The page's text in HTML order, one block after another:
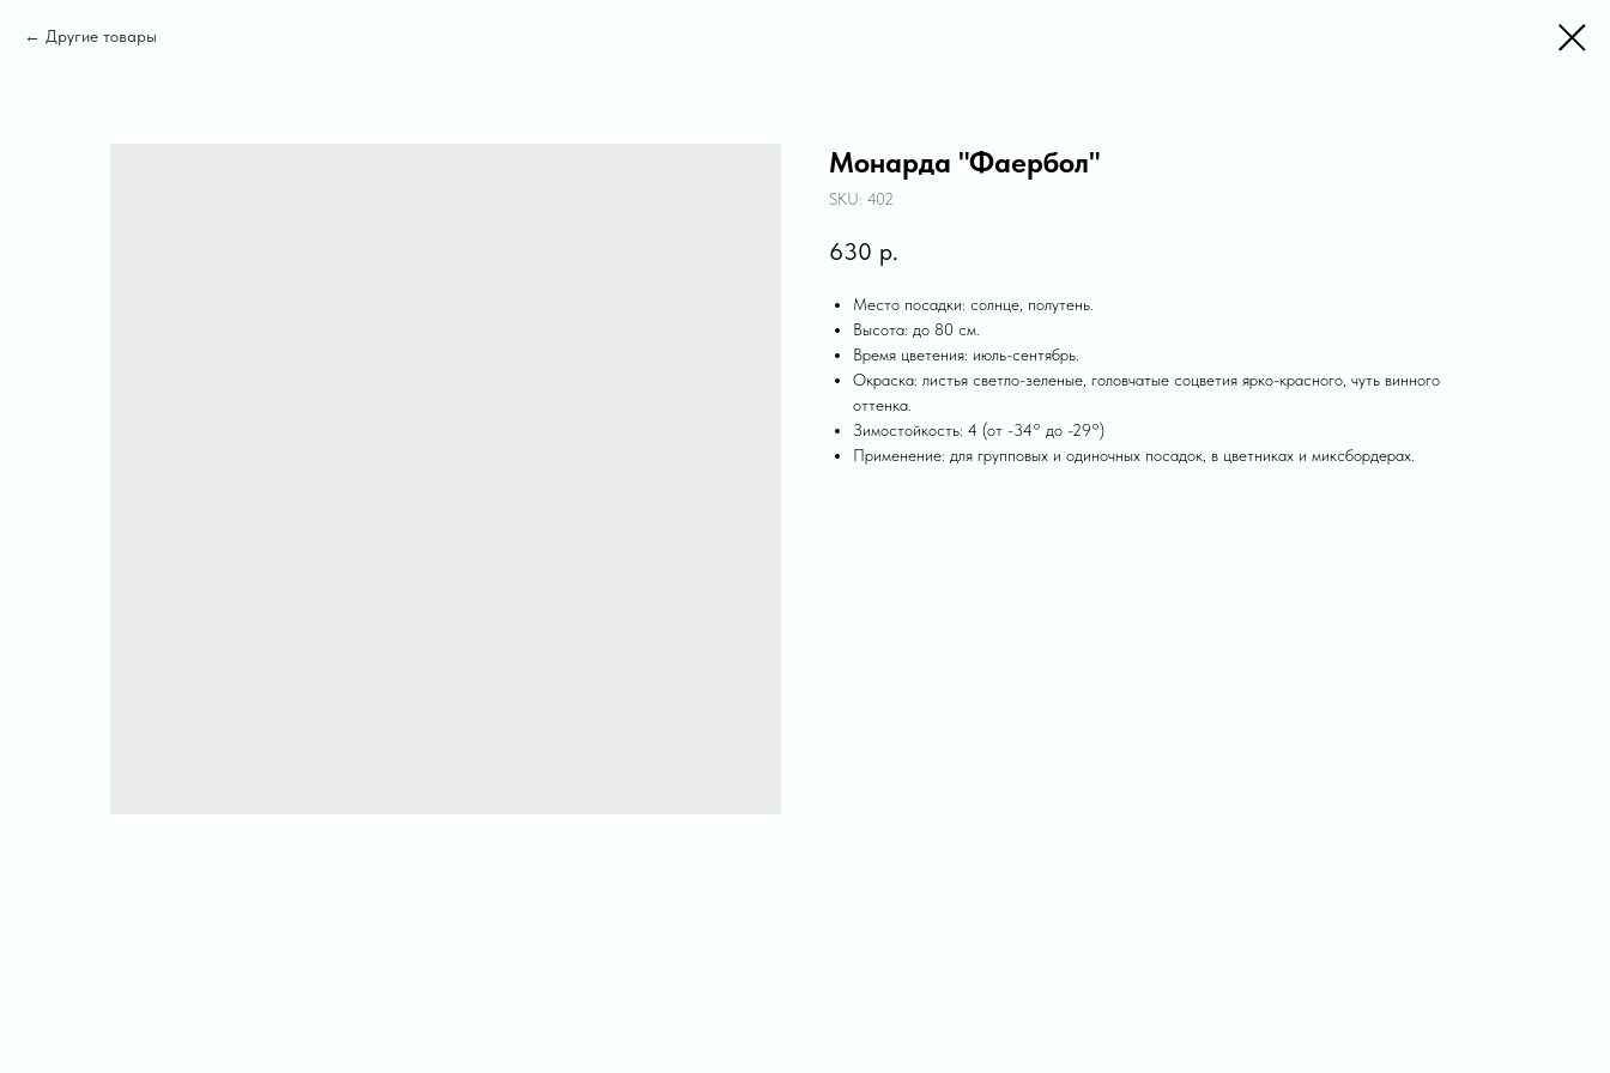
Другие товары
Монарда "Фаербол"
SKU: 402
630 р.
Место посадки: солнце, полутень.
Высота: до 80 см.
Время цветения: июль-сентябрь.
Окраска: листья светло-зеленые, головчатые соцветия ярко-красного, чуть винного
оттенка.
Зимостойкость: 4 (от -34° до -29°)
Применение: для групповых и одиночных посадок, в цветниках и миксбордерах.